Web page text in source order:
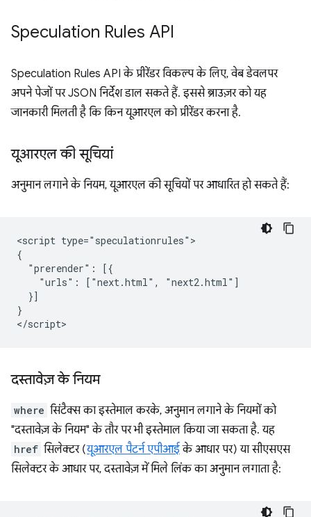
Speculation Rules API
Speculation Rules API के प्रीरेंडर विकल्प के लिए, वेब डेवलपर
अपने पेजों पर JSON निर्देश डाल सकते हैं. इससे ब्राउज़र को यह
जानकारी मिलती है कि किन यूआरएल को प्रीरेंडर करना है.
यूआरएल की सूचियां
अनुमान लगाने के नियम, यूआरएल की सूचियों पर आधारित हो सकते हैं:
<script type="speculationrules">
{
  "prerender": [{
    "urls": ["next.html", "next2.html"]
  }]
}
दस्तावेज़ के नियम
where सिंटैक्स का इस्तेमाल करके, अनुमान लगाने के नियमों को
"दस्तावेज़ के नियम" के तौर पर भी इस्तेमाल किया जा सकता है. यह
href सिलेक्टर (यूआरएल पैटर्न एपीआईके आधार पर) या सीएसएस
सिलेक्टर के आधार पर, दस्तावेज़ में मिले लिंक का अनुमान लगाता है: